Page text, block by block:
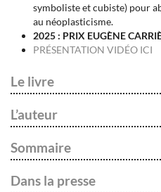
symboliste et cubiste) pour
au néoplasticisme.
2025 : PRIX EUGÈNE
PRÉSENTATION VIDÉO ICI
Le livre
L’auteur
Sommaire
Dans la presse